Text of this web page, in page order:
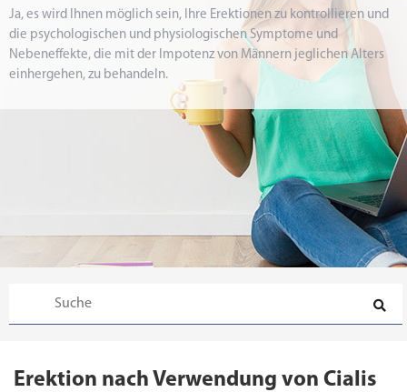
Ja, es wird Ihnen möglich sein, Ihre Erektionen zu kontrollieren und
die psychologischen und physiologischen Symptome und
Nebeneffekte, die mit der Impotenz von Männern jeglichen Alters
einhergehen, zu behandeln.
Erektion nach Verwendung von Cialis